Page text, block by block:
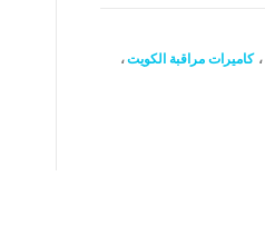
،كاميرات مراقبة الكويت،